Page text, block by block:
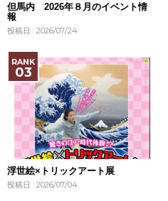
但馬内 2026年８月のイベント情
報
投稿日 : 2026/07/24
浮世絵×トリックアート展
投稿日 : 2026/07/04